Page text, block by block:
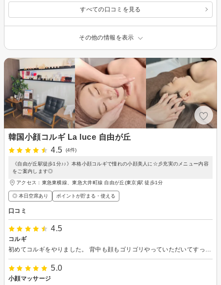
すべての口コミを見る
その他の情報を表示
韓国小顔コルギ La luce 自由が丘
4.5
(4件)
《自由が丘駅徒歩1分♪♪》本格小顔コルギで憧れの小顔美人に☆彡充実のメニュー内容
をご案内します◎
アクセス：東急東横線、東急大井町線 自由が丘(東京)駅 徒歩1分
◎ 本日空席あり ポイントが貯まる・使える
口コミ
4.5
コルギ
初めてコルギをやりました。 背中も顔もゴリゴリやっていただいてすっきりしました。 5日ほど背筋がのびていた感覚があります。 スタッフの方がサービスで顔の鎮静剤をやっていただきました。
5.0
小顔マッサージ